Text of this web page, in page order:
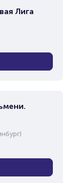
Лига